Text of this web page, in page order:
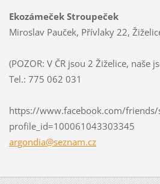
Ekozámeček Stroupeček
Miroslav Pauček, Přívlaky 22,
(POZOR: V ČR jsou 2 Žiželice, naše
Tel.: 775 062 031
https://www.facebook.com/friends/
profile_id=100061043303345
argondia@seznam.cz